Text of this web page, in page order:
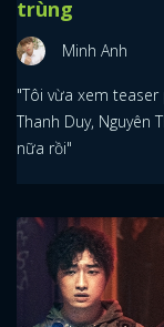
trùng
Minh Anh
"Tôi vừa xem teaser
Thanh Duy, Nguyên
nữa rồi"